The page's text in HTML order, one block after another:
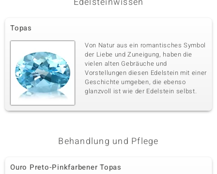
Topas
Von Natur aus ein romantisches Symbol
der Liebe und Zuneigung, haben die
vielen alten Gebräuche und
Vorstellungen diesen Edelstein mit einer
Geschichte umgeben, die ebenso
glanzvoll ist wie der Edelstein selbst.
Behandlung und Pflege
Ouro Preto-Pinkfarbener Topas